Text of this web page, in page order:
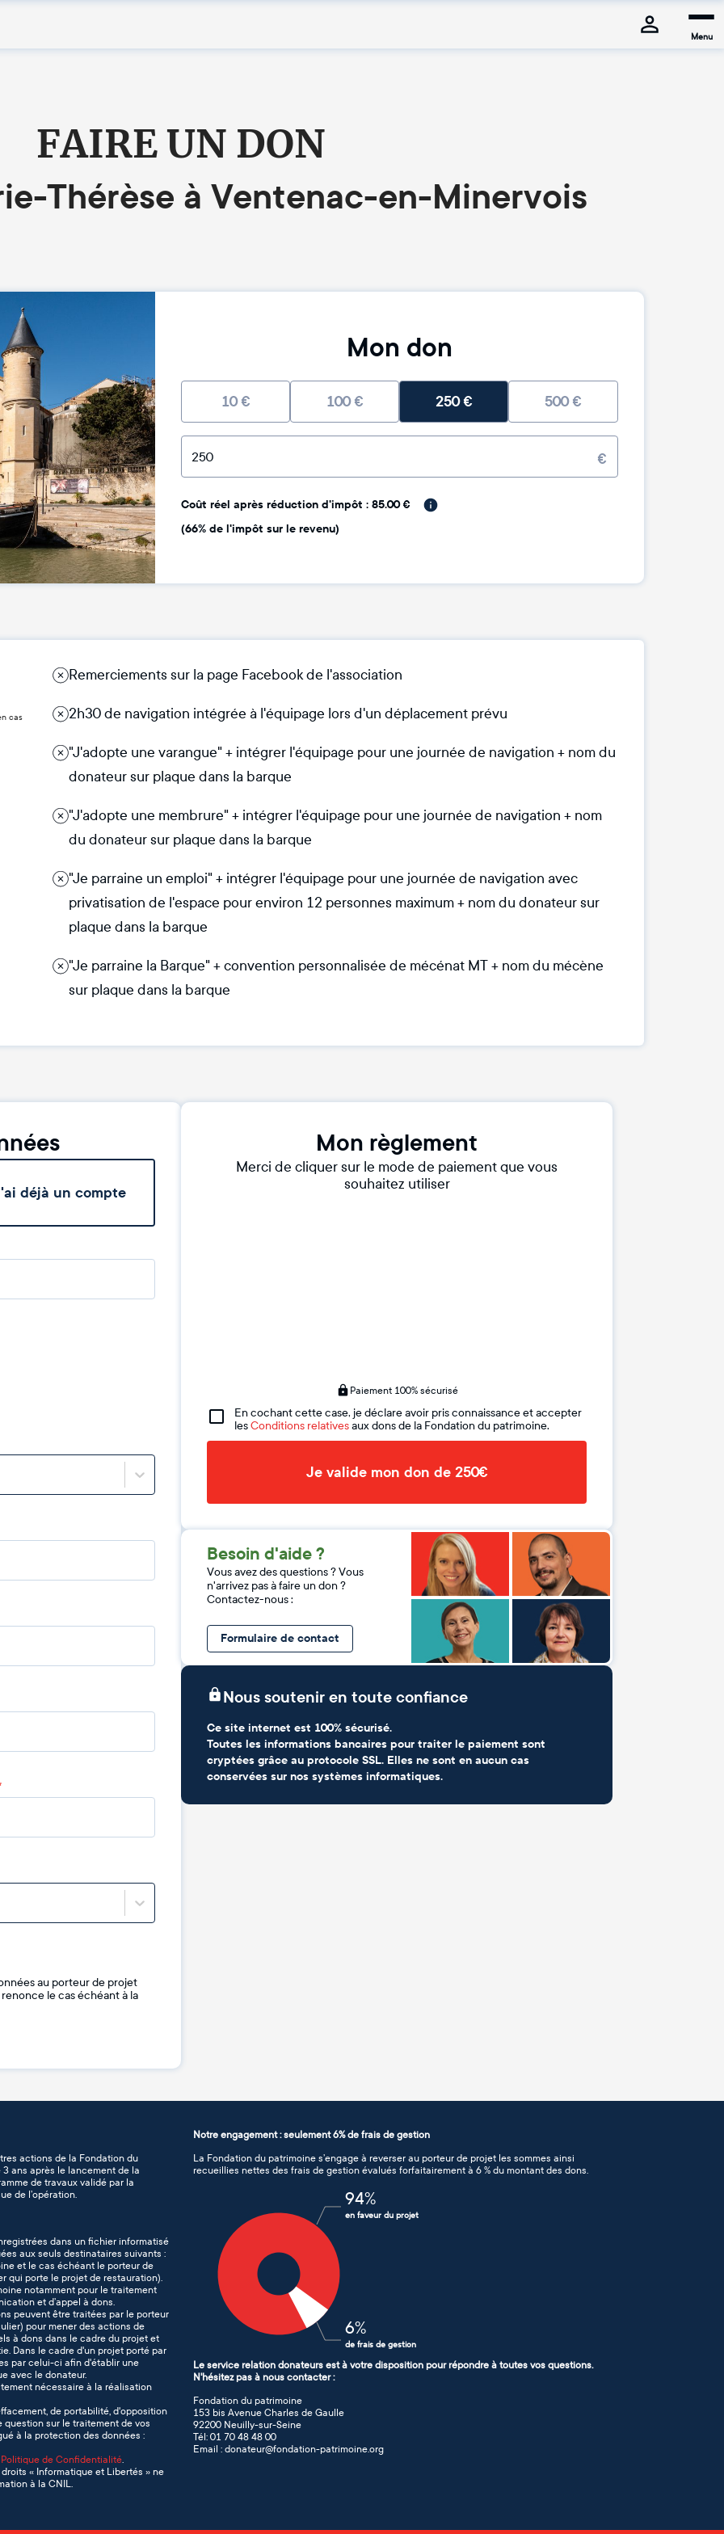
Menu
FAIRE UN DON
Thérèse à Ventenac-en-Minervois
Mon don
10€ 100€ 250€ 500€
€
Coût réel après réduction d'impôt : 85.00 €
(66% de l'impôt sur le revenu)
cas
Remerciements sur la page Facebook de l'association
2h30 de navigation intégrée à l'équipage lors d'un déplacement prévu
"J'adopte une varangue" + intégrer l'équipage pour une journée de navigation + nom du
donateur sur plaque dans la barque
"J'adopte une membrure" + intégrer l'équipage pour une journée de navigation + nom
du donateur sur plaque dans la barque
"Je parraine un emploi" + intégrer l'équipage pour une journée de navigation avec
privatisation de l'espace pour environ 12 personnes maximum + nom du donateur sur
plaque dans la barque
"Je parraine la Barque" + convention personnalisée de mécénat MT + nom du mécène
sur plaque dans la barque
déjà un compte
au porteur de projet
le cas échéant à la
Mon règlement
Merci de cliquer sur le mode de paiement que vous
souhaitez utiliser
Paiement 100% sécurisé
En cochant cette case, je déclare avoir pris connaissance et accepter
lesConditions relativesaux dons de la Fondation du patrimoine.
Je valide mon don de 250€
Besoin d'aide ?
Vous avez des questions ? Vous
n'arrivez pas à faire un don ?
Contactez-nous :
Formulaire de contact
Nous soutenir en toute confiance
Ce site internet est 100% sécurisé.
Toutes les informations bancaires pour traiter le paiement sont
cryptées grâce au protocole SSL. Elles ne sont en aucun cas
conservées sur nos systèmes informatiques.
actions de la Fondation du
ans après le lancement de la
de travaux validé par la
de l’opération.
dans un fichier informatisé
aux seuls destinataires suivants :
et le cas échéant le porteur de
qui porte le projet de restauration).
notamment pour le traitement
et d’appel à dons.
peuvent être traitées par le porteur
pour mener des actions de
à dons dans le cadre du projet et
Dans le cadre d'un projet porté par
par celui-ci afin d'établir une
avec le donateur.
nécessaire à la réalisation
de portabilité, d'opposition
sur le traitement de vos
à la protection des données :
Politique de Confidentialité
« Informatique et Libertés » ne
à la CNIL.
Notre engagement : seulement 6% de frais de gestion
La Fondation du patrimoine s’engage à reverser au porteur de projet les sommes ainsi
recueillies nettes des frais de gestion évalués forfaitairement à 6 % du montant des dons.
94%
en faveur du projet
6%
de frais de gestion
Le service relation donateurs est à votre disposition pour répondre à toutes vos questions.
N'hésitez pas à nous contacter :
Fondation du patrimoine
153 bis Avenue Charles de Gaulle
92200 Neuilly-sur-Seine
Tél: 01 70 48 48 00
Email : donateur@fondation-patrimoine.org